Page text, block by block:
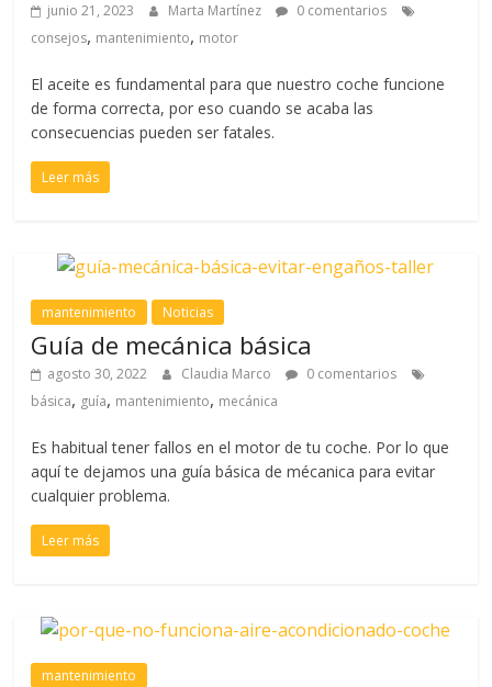
junio 21, 2023 Marta Martínez
0 comentarios
consejos, mantenimiento, motor
El aceite es fundamental para que nuestro coche funcione
de forma correcta, por eso cuando se acaba las
consecuencias pueden ser fatales.
Leer más
mantenimiento Noticias
Guía de mecánica básica
agosto 30, 2022 Claudia Marco
0 comentarios
básica, guía, mantenimiento, mecánica
Es habitual tener fallos en el motor de tu coche. Por lo que
aquí te dejamos una guía básica de mécanica para evitar
cualquier problema.
Leer más
mantenimiento